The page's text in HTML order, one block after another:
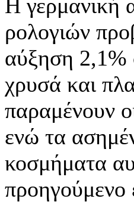
Η γερμανική
ρολογιών
αύξηση 2,1%
χρυσά και
παραμένουν
ενώ τα
κοσμήματα
προηγούμενο